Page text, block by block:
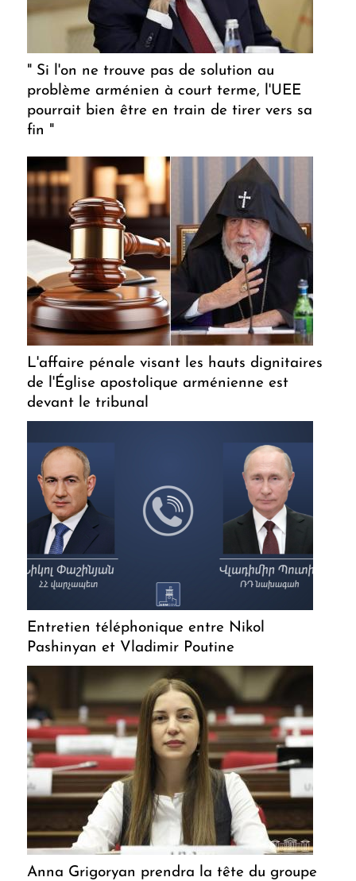
" Si l'on ne trouve pas de solution au
problème arménien à court terme, l'UEE
pourrait bien être en train de tirer vers sa
fin "
L'affaire pénale visant les hauts dignitaires
de l'Église apostolique arménienne est
devant le tribunal
Entretien téléphonique entre Nikol
Pashinyan et Vladimir Poutine
Anna Grigoryan prendra la tête du groupe